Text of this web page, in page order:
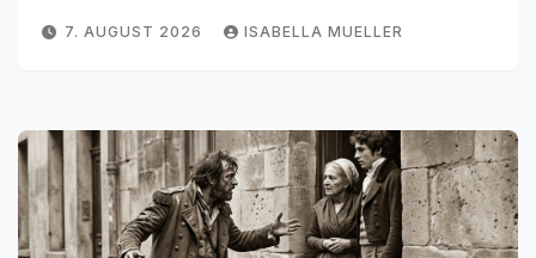
7. AUGUST 2026 ISABELLA MUELLER